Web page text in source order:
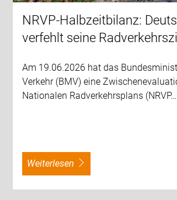
NRVP-Halbzeitbilanz:
verfehlt seine
Am 19.06.2026 hat das
Verkehr (BMV) eine
Nationalen Radverkehrsplans (NRVP…
weiterlesen